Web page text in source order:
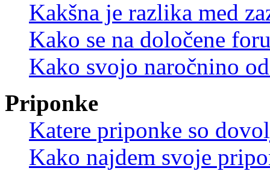
Kakšna je razlika med
Kako se na določene
Kako svojo naročnino
Priponke
Katere priponke so
Kako najdem svoje